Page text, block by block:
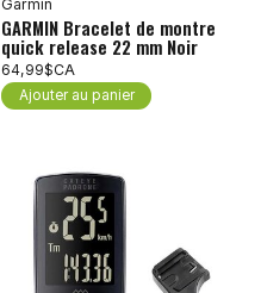
Garmin
GARMIN Bracelet de montre
quick release 22 mm Noir
64,99$CA
Ajouter au panier